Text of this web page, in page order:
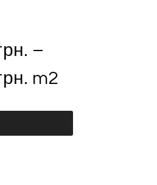
–
m2